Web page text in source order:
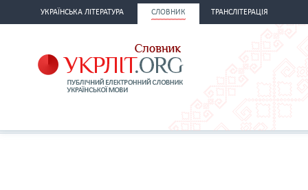
УКРАЇНСЬКА ЛІТЕРАТУРА СЛОВНИК ТРАНСЛІТЕРАЦІЯ